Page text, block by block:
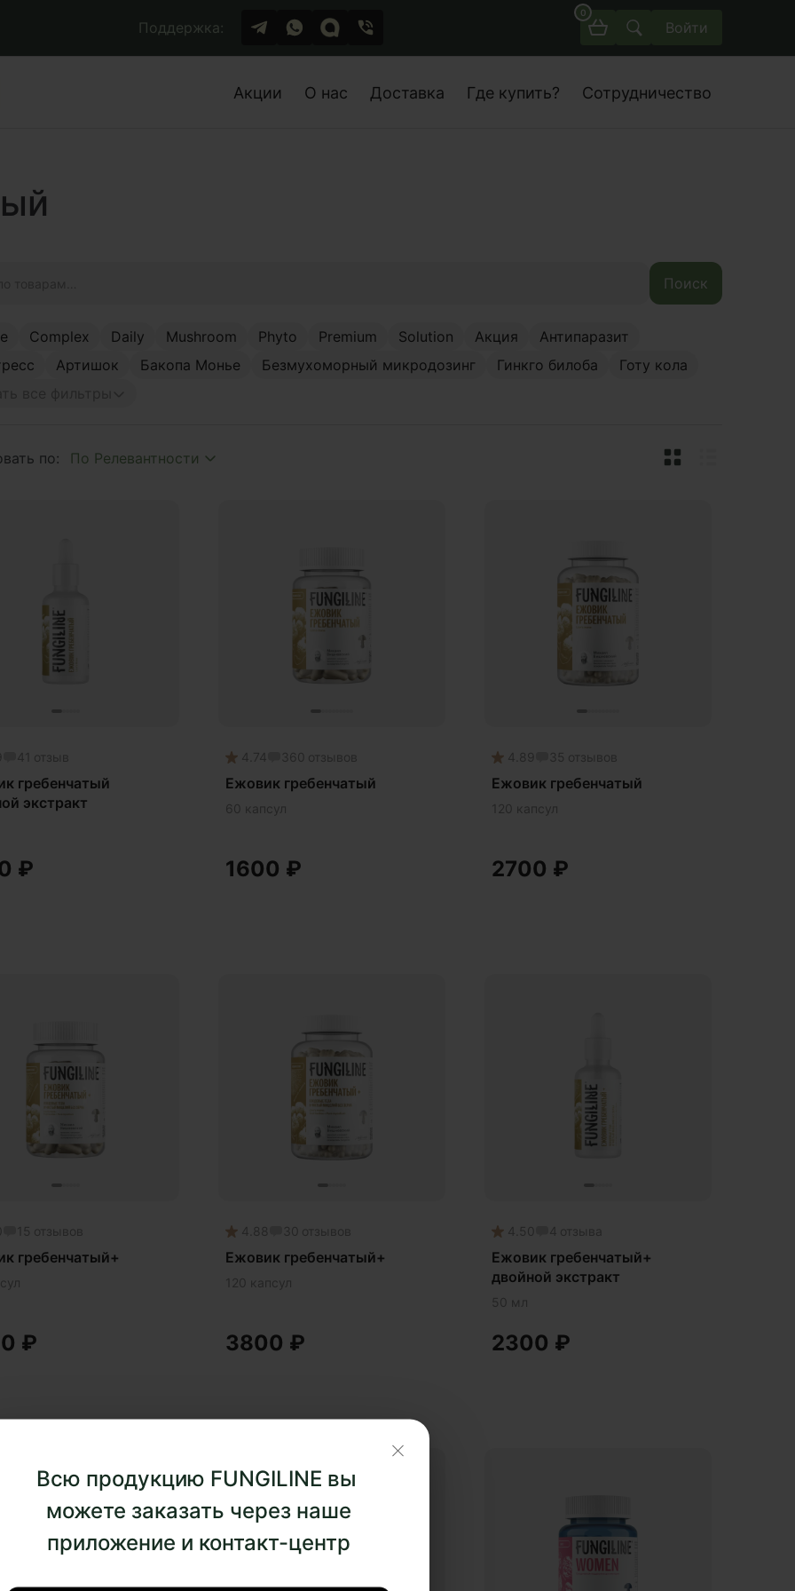
Всю продукцию FUNGILINE вы
можете заказать через наше
приложение и контакт-центр
Поддержка:
0
Войти
Акции О нас Доставка Где купить? Сотрудничество
Поиск
Complex Daily Mushroom Phyto Premium Solution Акция
Антипаразит
Артишок Бакопа Монье Безмухоморный микродозинг Гинкго билоба
Готу кола
микродозинг
билоба
здоровье
печени
почек
кордицепс
китайский
по:
41 отзыв
гребенчатый
экстракт
₽
4.74 360 отзывов
Ежовик гребенчатый
60 капсул
1600 ₽
4.89 35 отзывов
Ежовик гребенчатый
120 капсул
2700 ₽
15 отзывов
гребенчатый+
₽
4.88 30 отзывов
Ежовик гребенчатый+
120 капсул
3800 ₽
4.50 4 отзыва
Ежовик гребенчатый+
двойной экстракт
50 мл
2300 ₽